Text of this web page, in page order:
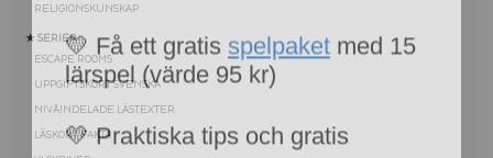
RELIGIONSKUNSKAP
★ SERIER
ESCAPE ROOMS
UPPGIFTSKORT SVENSKA
NIVÅINDELADE LÄSTEXTER
LÄSKORT FAKTA
💛 Få ett gratis
lärspel (värde 95 kr)
💛 Praktiska tips och gratis
undervisningsmaterial direkt till